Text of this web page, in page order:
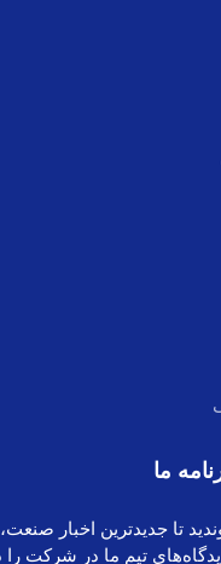
ما
تا جدیدترین اخبار صنعت،
تیم ما در شرکت را